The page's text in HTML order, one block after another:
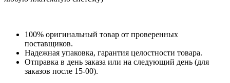
100% оригинальный товар от проверенных
поставщиков.
Надежная упаковка, гарантия целостности товара.
Отправка в день заказа или на следующий день (для
заказов после 15-00).